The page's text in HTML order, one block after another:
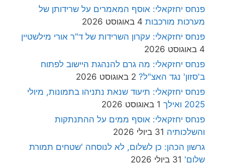
פנחס יחזקאלי: אוסף המאמרים על שרידותן של
מערכות מורכבות 4 באוגוסט 2026
פנחס יחזקאלי: עקרון השרידות של ד"ר אורי מילשטיין
4 באוגוסט 2026
פנחס יחזקאלי: מה גרם להנהגת היישוב לפתוח
ב'סזון' נגד האצ"ל? 2 באוגוסט 2026
פנחס יחזקאלי: תיעוד שנאת נתניהו בתמונות, מיולי
2025 ואילך
1 באוגוסט 2026
פנחס יחזקאלי: אוסף ממים על ההתנתקות
והשלכותיה 31 ביולי 2026
גרשון הכהן: כן לשלום, לא לנוסחה 'שטחים תמורת
שלום' 31 ביולי 2026